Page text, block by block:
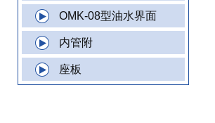
OMK-08型油水界面
内管附
座板